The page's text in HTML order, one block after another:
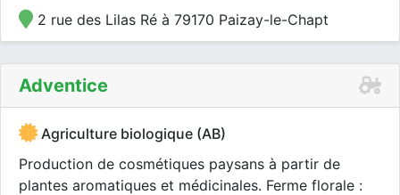
2 rue des Lilas Ré à 79170 Paizay-le-Chapt
Adventice
Agriculture biologique (AB)
Production de cosmétiques paysans à partir de
plantes aromatiques et médicinales. Ferme florale :